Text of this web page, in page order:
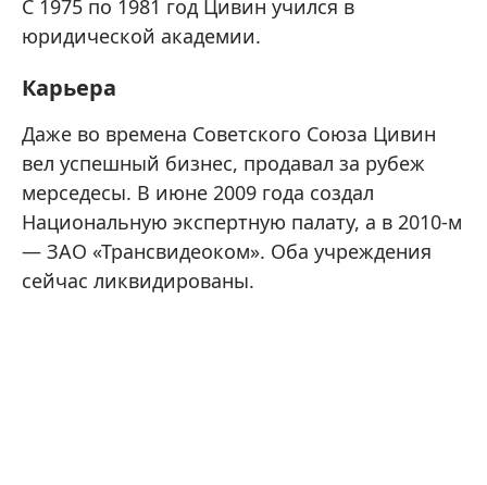
С 1975 по 1981 год Цивин учился в
юридической академии.
Карьера
Даже во времена Советского Союза Цивин
вел успешный бизнес, продавал за рубеж
мерседесы. В июне 2009 года создал
Национальную экспертную палату, а в 2010-м
— ЗАО «Трансвидеоком». Оба учреждения
сейчас ликвидированы.